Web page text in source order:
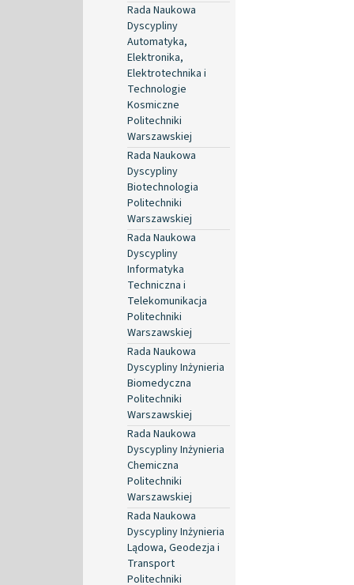
Rada Naukowa
Dyscypliny
Automatyka,
Elektronika,
Elektrotechnika i
Technologie
Kosmiczne
Politechniki
Warszawskiej
Rada Naukowa
Dyscypliny
Biotechnologia
Politechniki
Warszawskiej
Rada Naukowa
Dyscypliny
Informatyka
Techniczna i
Telekomunikacja
Politechniki
Warszawskiej
Rada Naukowa
Dyscypliny Inżynieria
Biomedyczna
Politechniki
Warszawskiej
Rada Naukowa
Dyscypliny Inżynieria
Chemiczna
Politechniki
Warszawskiej
Rada Naukowa
Dyscypliny Inżynieria
Lądowa, Geodezja i
Transport
Politechniki